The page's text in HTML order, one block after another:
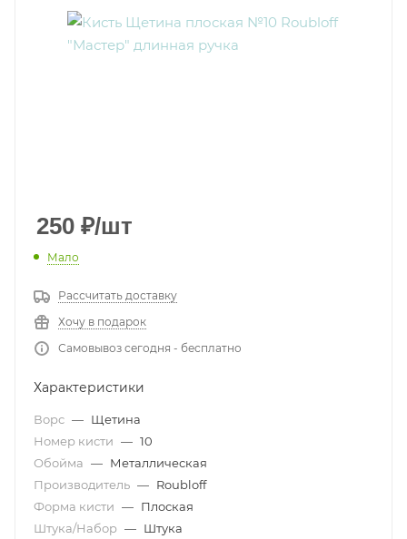
250 ₽/шт
Мало
Рассчитать доставку
Хочу в подарок
Самовывоз сегодня - бесплатно
Характеристики
Ворс — Щетина
Номер кисти — 10
Обойма — Металлическая
Производитель — Roubloff
Форма кисти — Плоская
Штука/Набор — Штука